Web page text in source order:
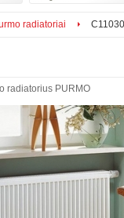
radiatoriai
radiatorius PURMO